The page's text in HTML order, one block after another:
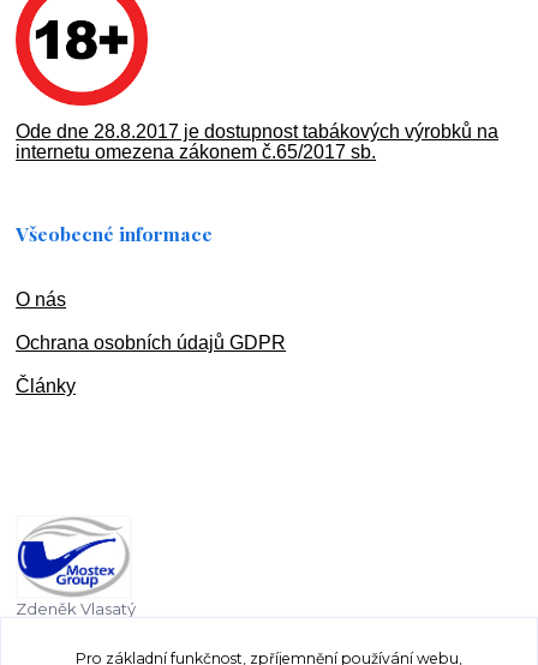
Ode dne 28.8.2017 je dostupnost tabákových výrobků na
internetu omezena zákonem č.65/2017 sb.
Všeobecné informace
O nás
Ochrana osobních údajů GDPR
Články
Zdeněk Vlasatý
Pro základní funkčnost, zpříjemnění používání webu,